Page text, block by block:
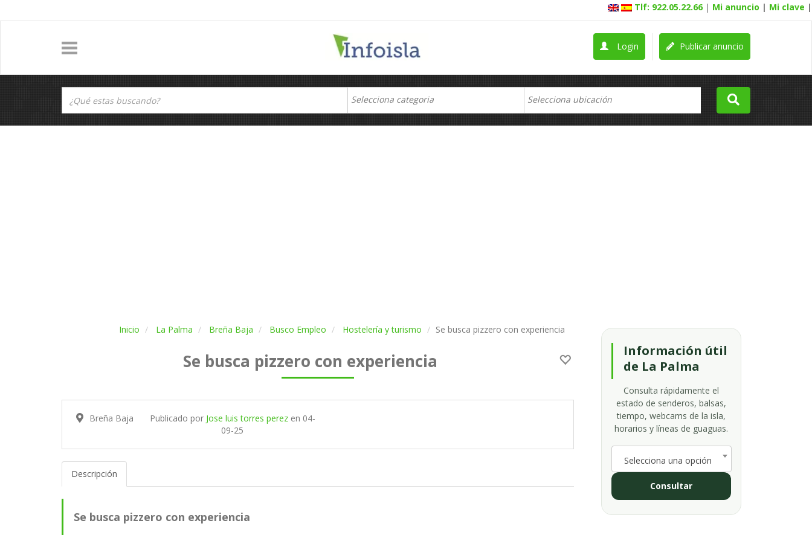
Tlf: 922.05.22.66 | Mi anuncio | Mi clave |
Publicar anuncio
Login
Inicio La Palma Breña Baja Busco Empleo Hostelería y turismo Se busca pizzero con experiencia
Se busca pizzero con experiencia
Breña Baja Publicado por Jose luis torres perezen 04-
09-25
Descripción
Se busca pizzero con experiencia
Información útil
de La Palma
Consulta rápidamente el
estado de senderos, balsas,
tiempo, webcams de la isla,
horarios y líneas de guaguas.
Selecciona una opción
Consultar